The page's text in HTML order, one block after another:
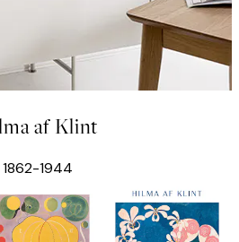
af Klint
1862-1944